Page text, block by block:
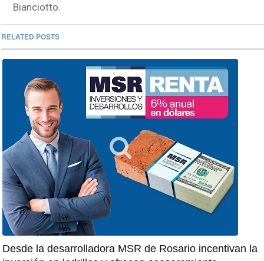
Bianciotto.
RELATED POSTS
Desde la desarrolladora MSR de Rosario incentivan la